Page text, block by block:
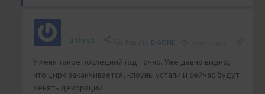
atlast BIGONE
У меня такое последний год точно. Уже давно видно,
что цирк заканчивается, клоуны устали и сейчас будут
менять декорации.